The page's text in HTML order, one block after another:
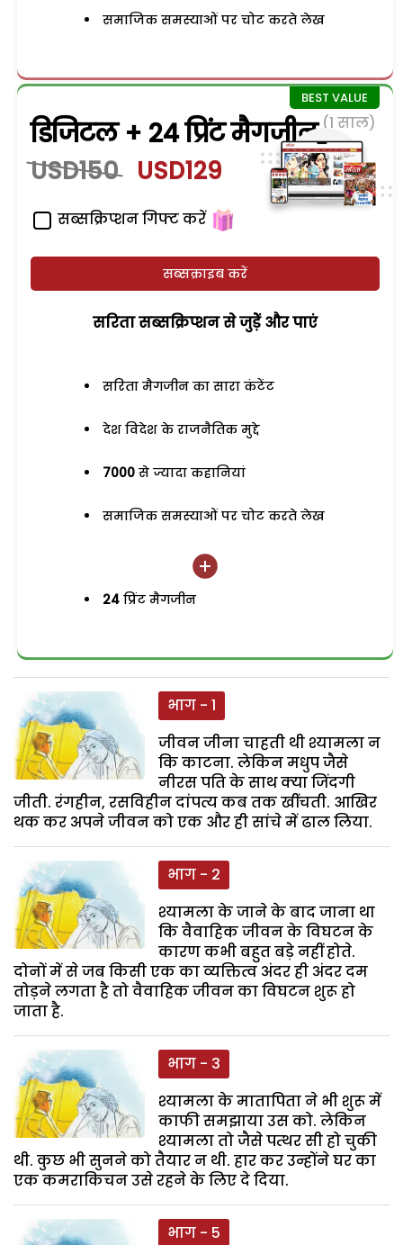
समाजिक समस्याओं पर चोट करते लेख
डिजिटल + 24 प्रिंट मैगजीन (1 साल)
USD150 USD129
सब्सक्रिप्शन गिफ्ट करें
सब्सक्राइब करें
सरिता सब्सक्रिप्शन से जुड़ेें और पाएं
सरिता मैगजीन का सारा कंटेंट
देश विदेश के राजनैतिक मुद्दे
7000 से ज्यादा कहानियां
समाजिक समस्याओं पर चोट करते लेख
24 प्रिंट मैगजीन
भाग - 1
जीवन जीना चाहती थी श्यामला न
कि काटना. लेकिन मधुप जैसे
नीरस पति के साथ क्या जिंदगी
जीती. रंगहीन, रसविहीन दांपत्य कब तक खींचती. आखिर
थक कर अपने जीवन को एक और ही सांचे में ढाल लिया.
भाग - 2
श्यामला के जाने के बाद जाना था
कि वैवाहिक जीवन के विघटन के
कारण कभी बहुत बड़े नहीं होते.
दोनों में से जब किसी एक का व्यक्तित्व अंदर ही अंदर दम
तोड़ने लगता है तो वैवाहिक जीवन का विघटन शुरू हो
जाता है.
भाग - 3
श्यामला के मातापिता ने भी शुरू में
काफी समझाया उस को. लेकिन
श्यामला तो जैसे पत्थर सी हो चुकी
थी. कुछ भी सुनने को तैयार न थी. हार कर उन्होंने घर का
एक कमराकिचन उसे रहने के लिए दे दिया.
भाग - 5